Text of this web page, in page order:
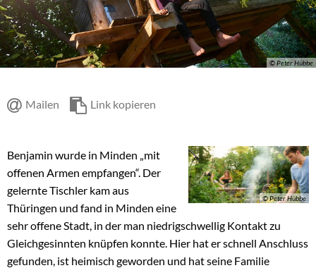
© Peter Hübbe
Mailen Link kopieren
© Peter Hübbe
Benjamin wurde in Minden „mit
offenen Armen empfangen“. Der
gelernte Tischler kam aus
Thüringen und fand in Minden eine
sehr offene Stadt, in der man niedrigschwellig Kontakt zu
Gleichgesinnten knüpfen konnte. Hier hat er schnell Anschluss
gefunden, ist heimisch geworden und hat seine Familie